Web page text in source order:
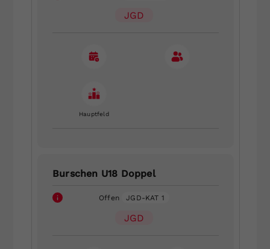
JGD
Hauptfeld
Burschen U18 Doppel
Offen JGD-KAT 1
JGD